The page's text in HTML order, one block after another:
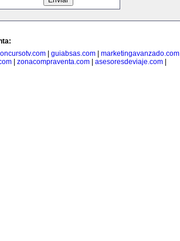
guiabsas.com marketingavanzado.com
zonacompraventa.com asesoresdeviaje.com